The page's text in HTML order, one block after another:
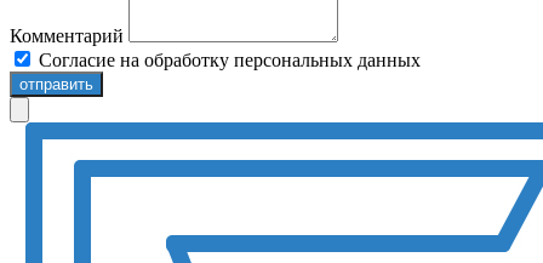
Комментарий
Согласие на обработку персональных данных
отправить